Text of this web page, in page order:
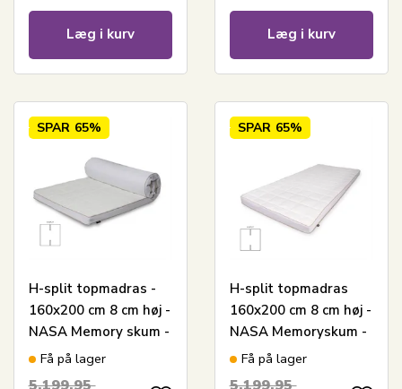
Læg i kurv Læg i kurv
SPAR 65%
H-split topmadras -
160x200 cm 8 cm høj -
NASA Memory skum -
Borg Living -
Få på lager
SPAR 65%
H-split topmadras
160x200 cm 8 cm høj -
NASA Memoryskum -
Ergonomisk
Få på lager